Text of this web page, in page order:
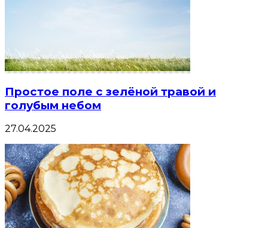
Простое поле с зелёной травой и
голубым небом
27.04.2025